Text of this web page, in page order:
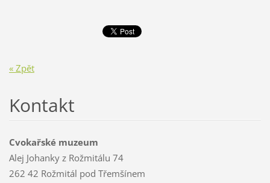
« Zpět
Kontakt
Cvokařské muzeum
Alej Johanky z Rožmitálu 74
262 42 Rožmitál pod Třemšínem